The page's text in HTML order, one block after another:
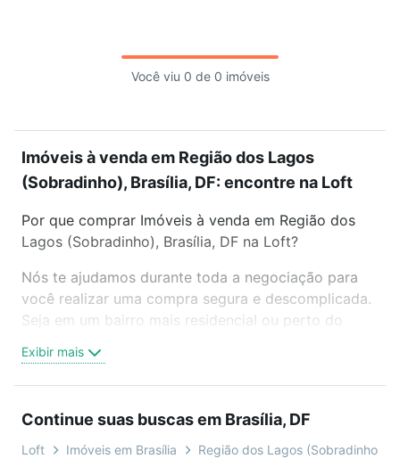
Você viu 0 de 0 imóveis
Imóveis à venda em Região dos Lagos
(Sobradinho), Brasília, DF: encontre na Loft
Por que comprar Imóveis à venda em Região dos
Lagos (Sobradinho), Brasília, DF na Loft?
Nós te ajudamos durante toda a negociação para
você realizar uma compra segura e descomplicada.
Seja em um bairro mais residencial ou perto do
oferta ideal de Imóveis à venda em Região dos
Lagos (Sobradinho), Brasília, DF para conquistar seu
videochamada, é grátis, sem compromisso e você
ainda conta com mais de 46 mil corretores e
Exibir mais
Continue suas buscas em Brasília, DF
Loft Imóveis em Brasília Região dos Lagos (Sobradinho)